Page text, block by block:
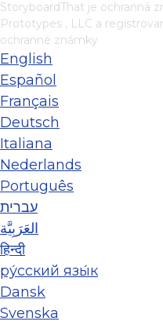
StoryboardThat je ochranná
Prototypes , LLC a
ochranné známky
English
Español
Français
Deutsch
Italiana
Nederlands
Português
עברית
العَرَبِيَّة
हिन्दी
ру́сский язы́к
Dansk
Svenska